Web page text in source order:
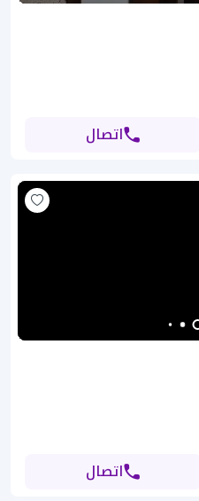
اتصال
اتصال